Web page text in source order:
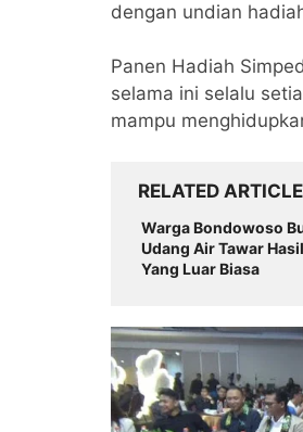
dengan undian
Panen Hadiah
selama ini selalu
mampu
RELATED ARTICLE
Warga Bondowoso
Udang Air Tawar
Yang Luar Biasa